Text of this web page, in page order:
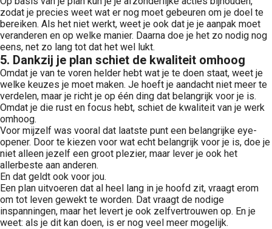
zodat je precies weet wat er nog moet gebeuren om je doel te
bereiken. Als het niet werkt, weet je ook dat je je aanpak moet
veranderen en op welke manier. Daarna doe je het zo nodig nog
eens, net zo lang tot dat het wel lukt.
5. Dankzij je plan schiet de kwaliteit omhoog
Omdat je van te voren helder hebt wat je te doen staat, weet je
welke keuzes je moet maken. Je hoeft je aandacht niet meer te
verdelen, maar je richt je op één ding dat belangrijk voor je is.
Omdat je die rust en focus hebt, schiet de kwaliteit van je werk
omhoog.
Voor mijzelf was vooral dat laatste punt een belangrijke eye-
opener. Door te kiezen voor wat echt belangrijk voor je is, doe je
niet alleen jezelf een groot plezier, maar lever je ook het
allerbeste aan anderen.
En dat geldt ook voor jou.
Een plan uitvoeren dat al heel lang in je hoofd zit, vraagt erom
om tot leven gewekt te worden. Dat vraagt de nodige
inspanningen, maar het levert je ook zelfvertrouwen op. En je
weet: als je dit kan doen, is er nog veel meer mogelijk.